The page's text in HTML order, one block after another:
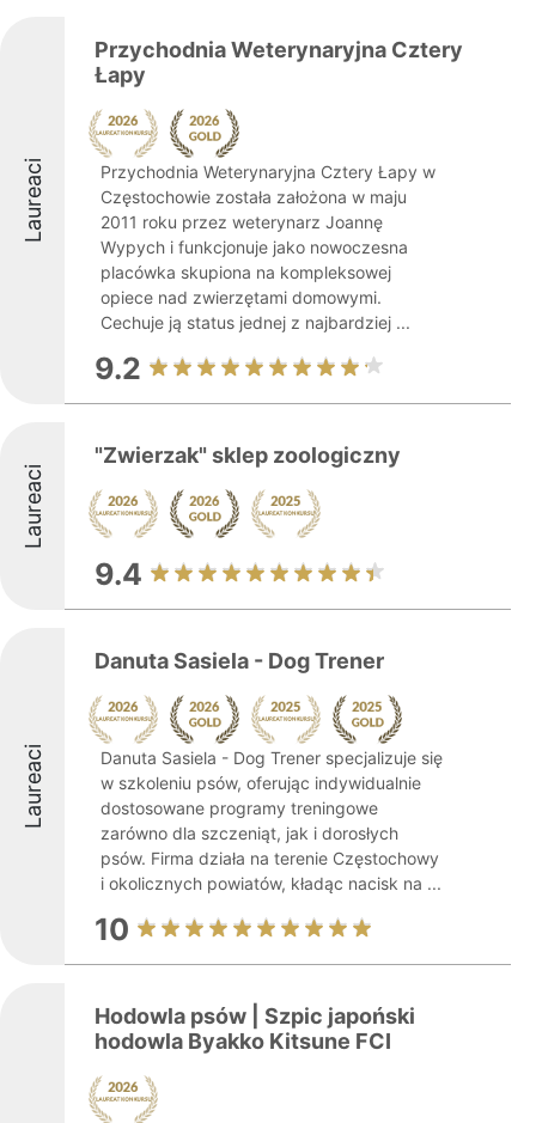
Laureaci
Przychodnia Weterynaryjna Cztery
Łapy
Przychodnia Weterynaryjna Cztery Łapy w
Częstochowie została założona w maju
2011 roku przez weterynarz Joannę
Wypych i funkcjonuje jako nowoczesna
placówka skupiona na kompleksowej
opiece nad zwierzętami domowymi.
Cechuje ją status jednej z najbardziej ...
9.2
Laureaci
"Zwierzak" sklep zoologiczny
9.4
Laureaci
Danuta Sasiela - Dog Trener
Danuta Sasiela - Dog Trener specjalizuje się
w szkoleniu psów, oferując indywidualnie
dostosowane programy treningowe
zarówno dla szczeniąt, jak i dorosłych
psów. Firma działa na terenie Częstochowy
i okolicznych powiatów, kładąc nacisk na ...
10
Hodowla psów | Szpic japoński
hodowla Byakko Kitsune FCI